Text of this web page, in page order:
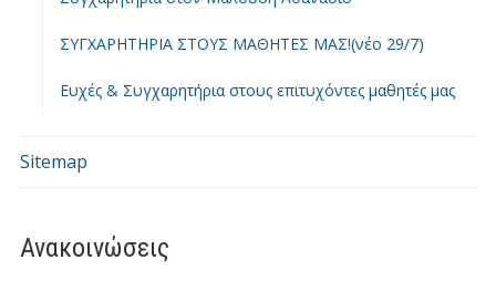
ΣΥΓΧΑΡΗΤΗΡΙΑ ΣΤΟΥΣ ΜΑΘΗΤΕΣ ΜΑΣ!(νέο 29/7)
Ευχές & Συγχαρητήρια στους επιτυχόντες μαθητές μας
Sitemap
Ανακοινώσεις